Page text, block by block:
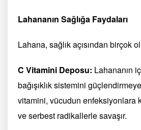
Lahananın Sağlığa Faydaları
Lahana, sağlık açısından birçok
C Vitamini Deposu: Lahananın
bağışıklık sistemini
vitamini, vücudun enfeksiyonlara
ve serbest radikallerle savaşır.